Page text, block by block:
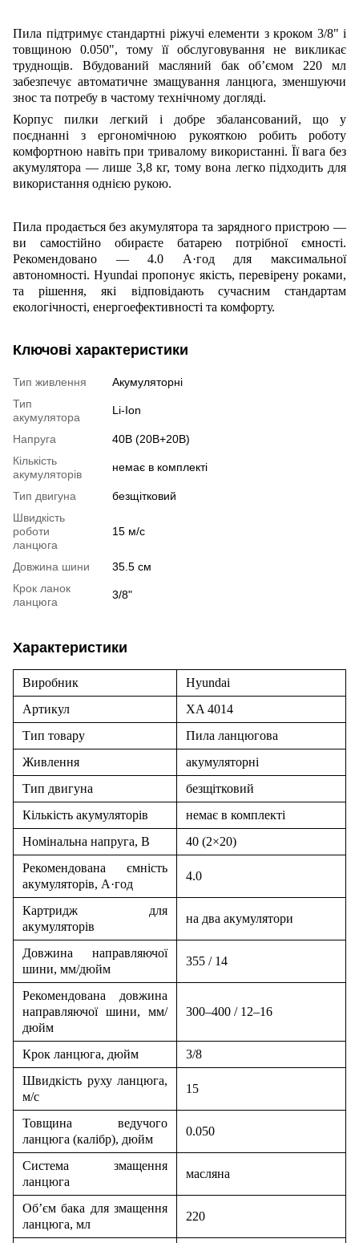
Пила підтримує стандартні ріжучі елементи з кроком 3/8" і
товщиною 0.050", тому її обслуговування не викликає
труднощів. Вбудований масляний бак об’ємом 220 мл
забезпечує автоматичне змащування ланцюга, зменшуючи
знос та потребу в частому технічному догляді.
Корпус пилки легкий і добре збалансований, що у
поєднанні з ергономічною рукояткою робить роботу
комфортною навіть при тривалому використанні. Її вага без
акумулятора — лише 3,8 кг, тому вона легко підходить для
використання однією рукою.
Пила продається без акумулятора та зарядного пристрою —
ви самостійно обираєте батарею потрібної ємності.
Рекомендовано — 4.0 А·год для максимальної
автономності. Hyundai пропонує якість, перевірену роками,
та рішення, які відповідають сучасним стандартам
екологічності, енергоефективності та комфорту.
Ключові характеристики
Тип живлення
Акумуляторні
Тип
акумулятора
Li-Ion
Напруга
40В (20В+20В)
Кількість
акумуляторів
немає в комплекті
Тип двигуна
безщітковий
Швидкість
роботи
ланцюга
15 м/с
Довжина шини
35.5 см
Крок ланок
ланцюга
3/8"
Характеристики
Виробник
Hyundai
Артикул
XA 4014
Тип товару
Пила ланцюгова
Живлення
акумуляторні
Тип двигуна
безщітковий
Кількість акумуляторів
немає в комплекті
Номінальна напруга, В
40 (2×20)
Рекомендована ємність
акумуляторів, А·год
4.0
Картридж для
акумуляторів
на два акумулятори
Довжина направляючої
шини, мм/дюйм
355 / 14
Рекомендована довжина
направляючої шини, мм/
дюйм
300–400 / 12–16
Крок ланцюга, дюйм
3/8
Швидкість руху ланцюга,
м/с
15
Товщина ведучого
ланцюга (калібр), дюйм
0.050
Система змащення
ланцюга
масляна
Об’єм бака для змащення
ланцюга, мл
220